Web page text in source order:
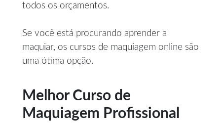
todos os orçamentos.
Se você está procurando aprender a
maquiar, os cursos de maquiagem online são
uma ótima opção.
Melhor Curso de
Maquiagem Profissional